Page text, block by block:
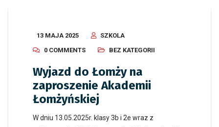
13 MAJA 2025
SZKOLA
0 COMMENTS
BEZ KATEGORII
Wyjazd do Łomży na
zaproszenie Akademii
Łomżyńskiej
W dniu 13.05.2025r. klasy 3b i 2e wraz z